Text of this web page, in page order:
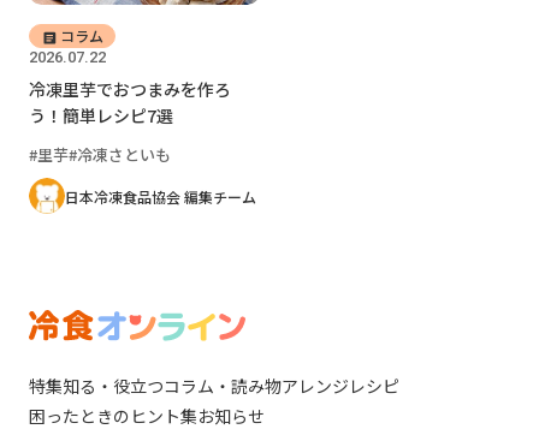
2026.07.22
コラム
冷凍里芋でおつまみを作ろ
う！簡単レシピ7選
里芋 冷凍さといも
日本冷凍食品協会 編集チーム
特集知る・役立つコラム・読み物アレンジレシピ
困ったときのヒント集お知らせ